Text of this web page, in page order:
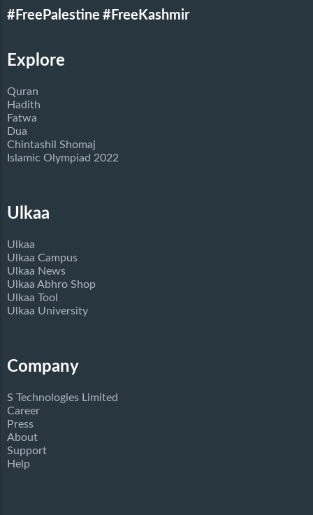
#FreePalestine #FreeKashmir
Explore
Quran
Hadith
Fatwa
Dua
Chintashil Shomaj
Islamic Olympiad 2022
Ulkaa
Ulkaa
Ulkaa Campus
Ulkaa News
Ulkaa Abhro Shop
Ulkaa Tool
Ulkaa University
Company
S Technologies Limited
Career
Press
About
Support
Help